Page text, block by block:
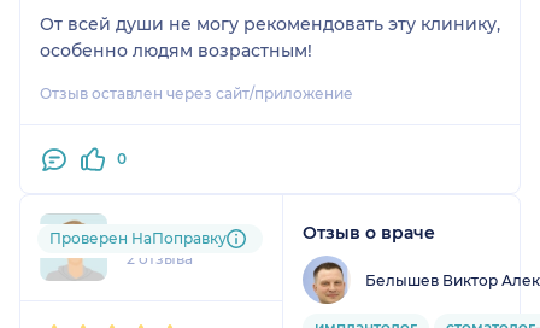
От всей души не могу рекомендовать эту клинику,
особенно людям возрастным!
Отзыв оставлен через сайт/приложение
0
jul....@....com
2 отзыва
Проверен НаПоправку Отзыв о враче
Белышев Виктор